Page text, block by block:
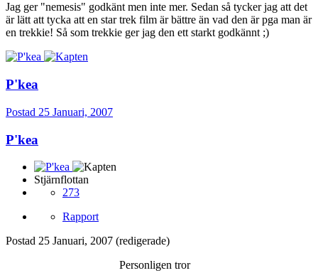
Jag ger "nemesis" godkänt men inte mer. Sedan så tycker jag att det
är lätt att tycka att en star trek film är bättre än vad den är pga man är
en trekkie! Så som trekkie ger jag den ett starkt godkännt ;)
P'kea
Postad 25 Januari, 2007
P'kea
Stjärnflottan
273
Rapport
Postad 25 Januari, 2007 (redigerade)
Personligen tror